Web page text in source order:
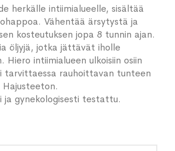
herkälle intiimialueelle, sisältää
Vähentää ärsytystä ja
kosteutuksen jopa 8 tunnin ajan.
öljyjä, jotka jättävät iholle
Hiero intiimialueen ulkoisiin osiin
tarvittaessa rauhoittavan tunteen
ja gynekologisesti testattu.